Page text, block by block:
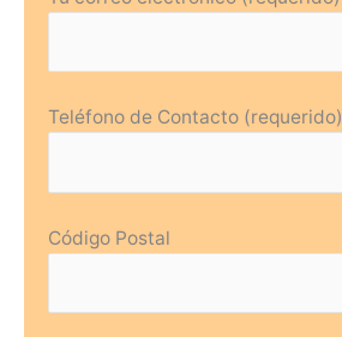
Teléfono de Contacto (requerido)
Código Postal